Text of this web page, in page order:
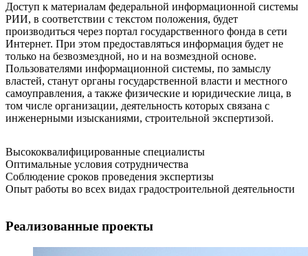
Доступ к материалам федеральной информационной системы
РИИ, в соответствии с текстом положения, будет
производиться через портал государственного фонда в сети
Интернет. При этом предоставляться информация будет не
только на безвозмездной, но и на возмездной основе.
Пользователями информационной системы, по замыслу
властей, станут органы государственной власти и местного
самоуправления, а также физические и юридические лица, в
том числе организации, деятельность которых связана с
инженерными изысканиями, строительной экспертизой.
Высококвалифицированные специалисты
Оптимальные условия сотрудничества
Соблюдение сроков проведения экспертизы
Опыт работы во всех видах градостроительной деятельности
Реализованные проекты